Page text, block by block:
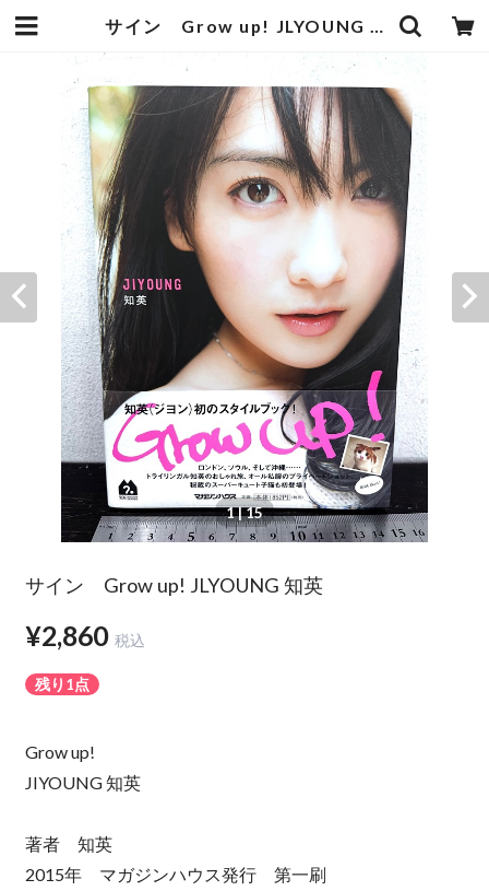
サイン Grow up! JLYOUNG 知英 | zbooks
1| 15
サイン Grow up! JLYOUNG 知英
¥2,860 税込
残り1点
Grow up!
JIYOUNG 知英
著者 知英
2015年 マガジンハウス発行 第一刷